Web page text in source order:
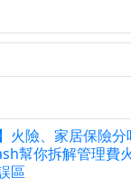
火險、家居保險分
幫你拆解管理費
區